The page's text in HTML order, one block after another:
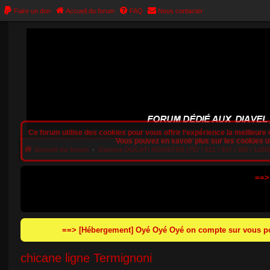
Faire un don Accueil du forum FAQ Nous contacter
Accueil du forum Gamme DUCATI MONSTER (797 / 821 / 937 / 950 / 1200)
==> [Hébergement] Oyé Oyé Oyé on compte sur vous
chicane ligne Termignoni
Ce forum utilise des cookies pour vous offrir l‘expérience la
Vous pouvez en savoir plus sur les cookies